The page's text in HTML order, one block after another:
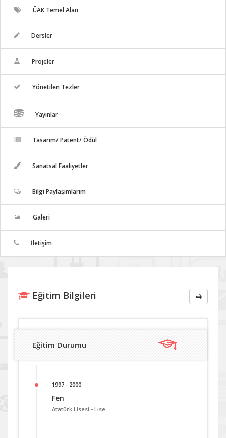
ÜAK Temel Alan
Dersler
Projeler
Yönetilen Tezler
Yayınlar
Tasarım/ Patent/ Ödül
Sanatsal Faaliyetler
Bilgi Paylaşımlarım
Galeri
İletişim
Eğitim Bilgileri
Eğitim Durumu
1997 - 2000
Fen
Atatürk Lisesi - Lise